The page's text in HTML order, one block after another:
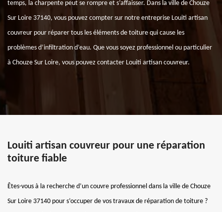
temps, la charpente peut se rompre et s’affaisser. Dans la ville de Chouze
Sur Loire 37140, vous pouvez compter sur notre entreprise Louiti artisan
couvreur pour réparer tous les éléments de toiture qui cause les
problèmes d’infiltration d’eau. Que vous soyez professionnel ou particulier
à Chouze Sur Loire, vous pouvez contacter Louiti artisan couvreur.
Louiti artisan couvreur pour une réparation
toiture fiable
Êtes-vous à la recherche d’un couvre professionnel dans la ville de Chouze
Sur Loire 37140 pour s’occuper de vos travaux de réparation de toiture ?